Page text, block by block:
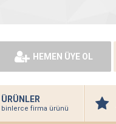
HEMEN ÜYE OL
ÜRÜNLER
binlerce firma ürünü